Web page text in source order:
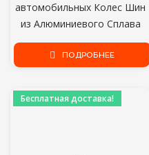
автомобильных Колес Шин
из Алюминиевого Сплава
Крышки Штоков Обода Шин
Airdust Водонепроницаемые
Мотоциклов Грузовиков
Велосипедов
ПОДРОБНЕЕ
Бесплатная доставка!